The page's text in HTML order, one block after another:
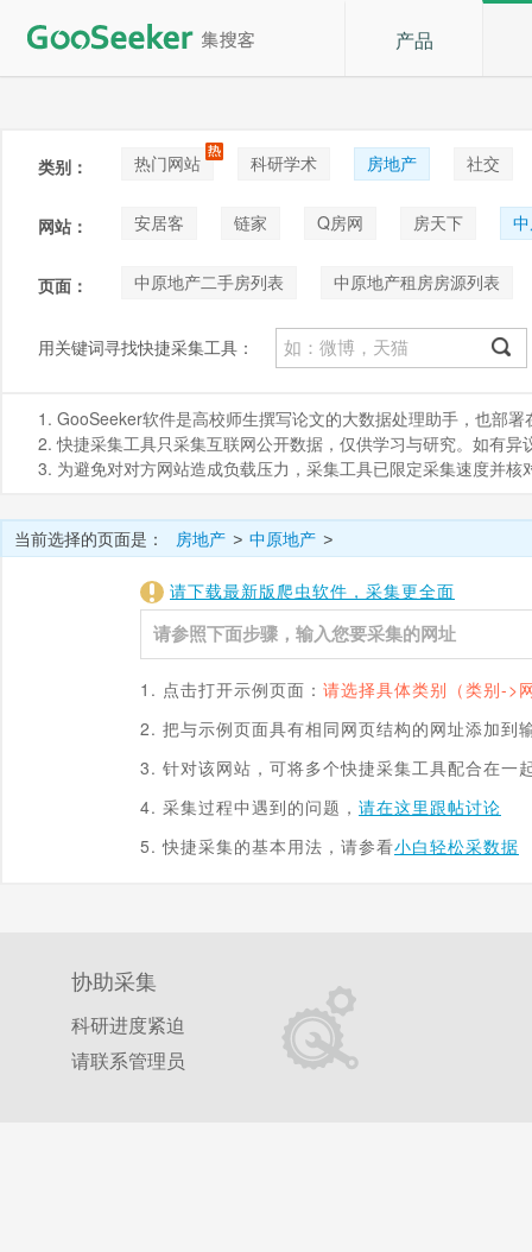
产品
类别： 热门网站 科研学术 房地产
社交
论坛贴吧
招聘 拍卖 音乐
网站： 安居客 链家 Q房网 房天下
页面： 中原地产二手房列表 中原地产租房房源列表
用关键词寻找快捷采集工具：
1. GooSeeker软件是高校师生撰写论文的大数据处理助手，也部
2. 快捷采集工具只采集互联网公开数据，仅供学习与研究。如有
3. 为避免对对方网站造成负载压力，采集工具已限定采集速度并
当前选择的页面是： 房地产 > 中原地产 >
请下载最新版爬虫软件，采集更全面
1. 点击打开示例页面： 请选择具体类别（类别->
2. 把与示例页面具有相同网页结构的网址添加到
3. 针对该网站，可将多个快捷采集工具配合在一
4. 采集过程中遇到的问题， 请在这里跟帖讨论
5. 快捷采集的基本用法，请参看小白轻松采数据
协助采集
科研进度紧迫
请联系管理员